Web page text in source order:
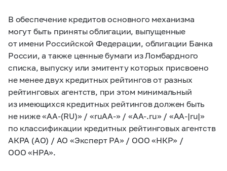
В обеспечение кредитов основного механизма
могут быть приняты облигации, выпущенные
от имени Российской Федерации, облигации Банка
России, а также ценные бумаги из Ломбардного
списка, выпуску или эмитенту которых присвоено
не менее двух кредитных рейтингов от разных
рейтинговых агентств, при этом минимальный
из имеющихся кредитных рейтингов должен быть
не ниже «АА-(RU)» / «ruАА-» / «АА‑.ru» / «AA-|ru|»
по классификации кредитных рейтинговых агентств
АКРА (АО) / АО «Эксперт РА» / ООО «НКР» /
ООО «НРА».